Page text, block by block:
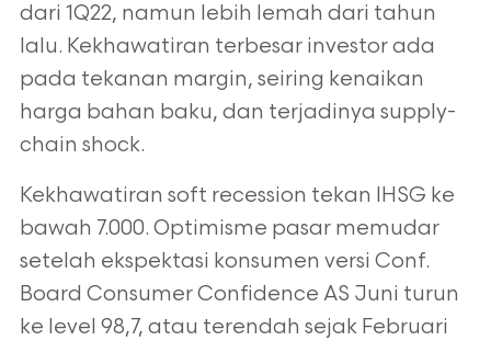
dari 1Q22, namun lebih lemah dari tahun
lalu. Kekhawatiran terbesar investor ada
pada tekanan margin, seiring kenaikan
harga bahan baku, dan terjadinya supply-
chain shock.
Kekhawatiran soft recession tekan IHSG ke
bawah 7.000. Optimisme pasar memudar
setelah ekspektasi konsumen versi Conf.
Board Consumer Confidence AS Juni turun
ke level 98,7, atau terendah sejak Februari